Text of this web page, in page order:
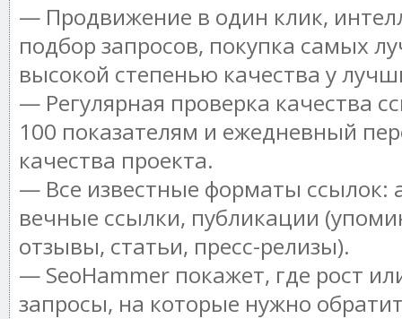
— Продвижение в один клик,
подбор запросов, покупка самых
высокой степенью качества у
— Регулярная проверка качества
100 показателям и ежедневный
качества проекта.
— Все известные форматы ссылок:
вечные ссылки, публикации
отзывы, статьи, пресс-релизы).
— SeoHammer покажет, где рост
запросы, на которые нужно